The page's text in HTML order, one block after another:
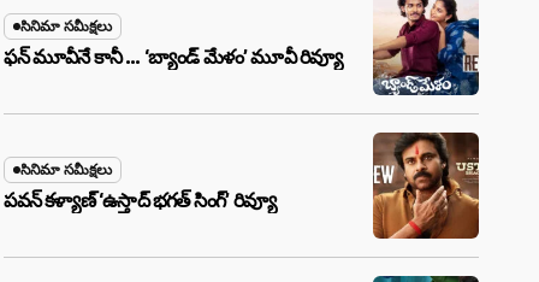
సినిమా సమీక్షలు
ఫన్ మూవీనే కానీ … ‘బ్యాండ్‌ మేళం’ మూవీ రివ్యూ
సినిమా సమీక్షలు
పవన్ కళ్యాణ్ ‘ఉస్తాద్ భ‌గ‌త్ సింగ్’ రివ్యూ